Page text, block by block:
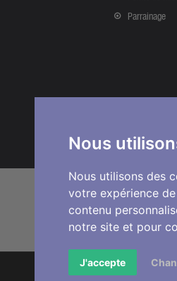
Nous
Nous utilisons des
votre expérience
contenu
notre site et pour
J'accepte
Parrainage